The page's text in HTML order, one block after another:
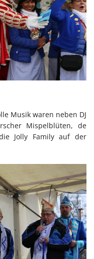
Musik waren neben DJ
Mispelblüten, de
Jolly Family auf der